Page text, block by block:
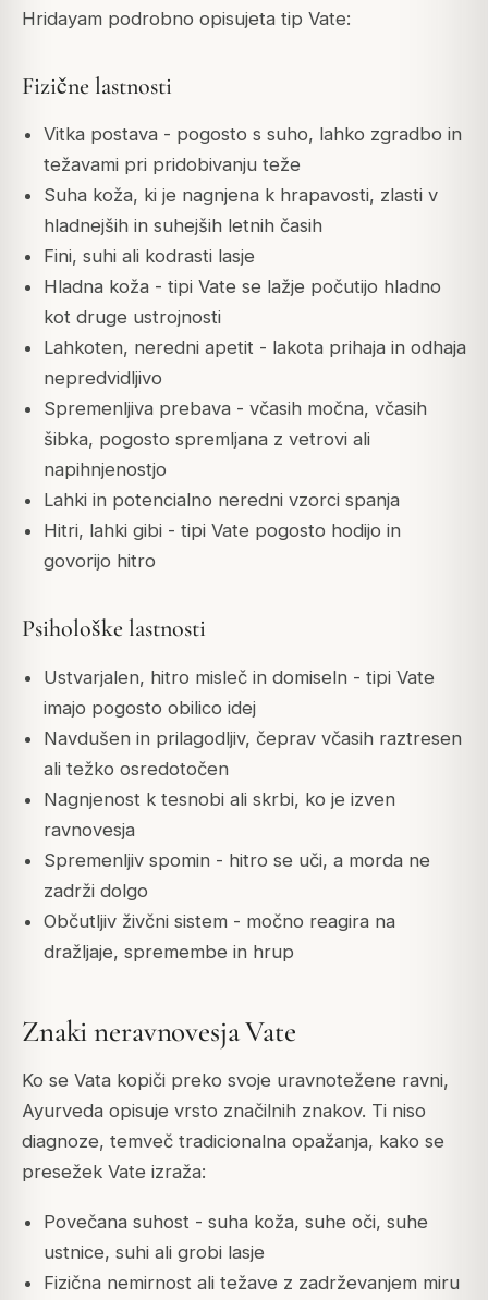
Hridayam podrobno opisujeta tip Vate:
Fizične lastnosti
Vitka postava - pogosto s suho, lahko zgradbo in
težavami pri pridobivanju teže
Suha koža, ki je nagnjena k hrapavosti, zlasti v
hladnejših in suhejših letnih časih
Fini, suhi ali kodrasti lasje
Hladna koža - tipi Vate se lažje počutijo hladno
kot druge ustrojnosti
Lahkoten, neredni apetit - lakota prihaja in odhaja
nepredvidljivo
Spremenljiva prebava - včasih močna, včasih
šibka, pogosto spremljana z vetrovi ali
napihnjenostjo
Lahki in potencialno neredni vzorci spanja
Hitri, lahki gibi - tipi Vate pogosto hodijo in
govorijo hitro
Psihološke lastnosti
Ustvarjalen, hitro misleč in domiseln - tipi Vate
imajo pogosto obilico idej
Navdušen in prilagodljiv, čeprav včasih raztresen
ali težko osredotočen
Nagnjenost k tesnobi ali skrbi, ko je izven
ravnovesja
Spremenljiv spomin - hitro se uči, a morda ne
zadrži dolgo
Občutljiv živčni sistem - močno reagira na
dražljaje, spremembe in hrup
Znaki neravnovesja Vate
Ko se Vata kopiči preko svoje uravnotežene ravni,
Ayurveda opisuje vrsto značilnih znakov. Ti niso
diagnoze, temveč tradicionalna opažanja, kako se
presežek Vate izraža:
Povečana suhost - suha koža, suhe oči, suhe
ustnice, suhi ali grobi lasje
Fizična nemirnost ali težave z zadrževanjem miru